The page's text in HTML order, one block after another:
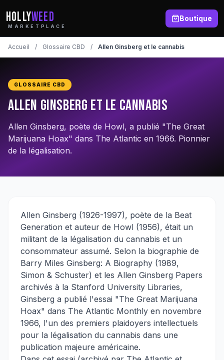
HOLLYWEED
MARKETPLACE
Boutique
Accueil / Glossaire CBD / Allen Ginsberg et le cannabis
GLOSSAIRE CBD
Allen Ginsberg et le cannabis
Allen Ginsberg, poète de Howl, a publié "The Great
Marijuana Hoax" dans The Atlantic en 1966. Pionnier
de la légalisation.
Allen Ginsberg (1926-1997), poète de la Beat
Generation et auteur de Howl (1956), était un
militant de la légalisation du cannabis et un
consommateur assumé. Selon la biographie de
Barry Miles Ginsberg: A Biography (1989,
Simon & Schuster) et les Allen Ginsberg Papers
archivés à la Stanford University Libraries,
Ginsberg a publié l'essai "The Great Marijuana
Hoax" dans The Atlantic Monthly en novembre
1966, l'un des premiers plaidoyers intellectuels
pour la légalisation du cannabis dans une
publication majeure américaine.